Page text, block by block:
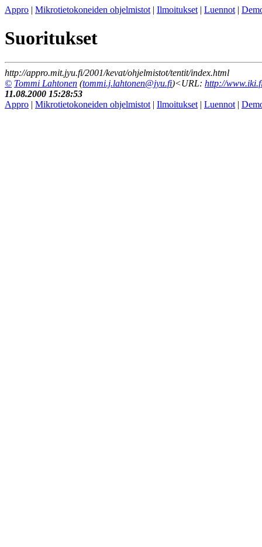
Appro | Mikrotietokoneiden ohjelmistot | Ilmoitukset | Luennot |
Suoritukset
http://appro.mit.jyu.fi/2001/kevat/ohjelmistot/tentit/index.html
© Tommi Lahtonen (tommi.j.lahtonen@jyu.fi)<URL: http://
11.08.2000 15:28:53
Appro | Mikrotietokoneiden ohjelmistot | Ilmoitukset | Luennot |